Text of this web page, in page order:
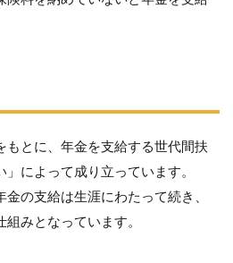
もとに、年金を支給する世代間扶
によって成り立っています。
金の支給は生涯にわたって続き、
みとなっています。